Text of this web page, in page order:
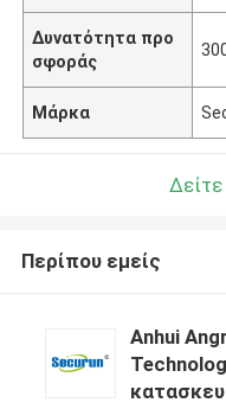
Δυνατότητα προ
σφοράς
Μάρκα
Περίπου εμείς
Anhui